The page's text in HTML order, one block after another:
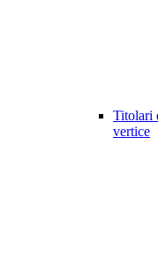
Titolari
vertice